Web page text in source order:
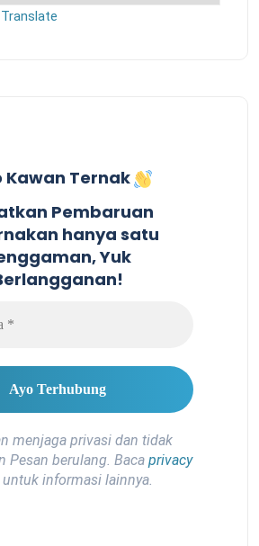
Translate
Kawan Ternak
Pembaruan
hanya satu
Yuk
menjaga privasi dan tidak
Pesan berulang. Baca privacy
untuk informasi lainnya.